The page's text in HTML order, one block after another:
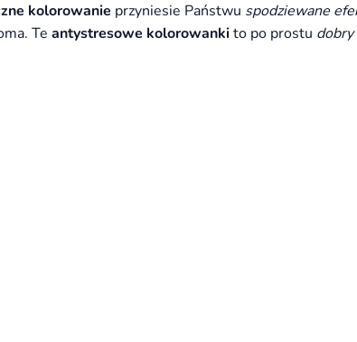
kolorowanie przyniesie Państwu spodziewane
Te antystresowe kolorowankito po prostu